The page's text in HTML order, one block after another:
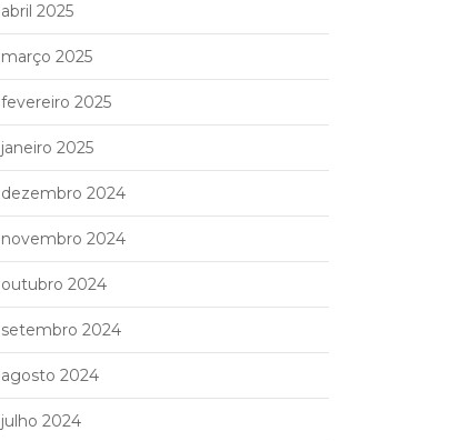
abril 2025
março 2025
fevereiro 2025
janeiro 2025
dezembro 2024
novembro 2024
outubro 2024
setembro 2024
agosto 2024
julho 2024